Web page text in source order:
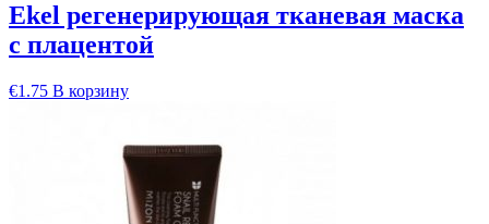
Ekel регенерирующая тканевая маска
с плацентой
€1.75 В корзину